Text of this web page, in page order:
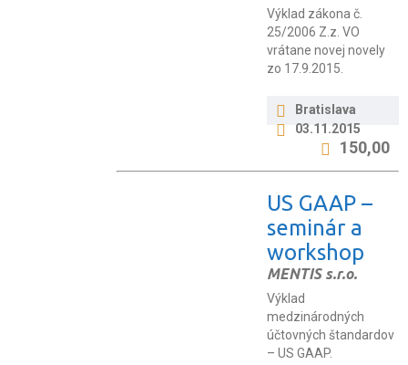
Výklad zákona č.
25/2006 Z.z. VO
vrátane novej novely
zo 17.9.2015.
Bratislava
03.11.2015
150,00
US GAAP –
seminár a
workshop
MENTIS s.r.o.
Výklad
medzinárodných
účtovných štandardov
– US GAAP.